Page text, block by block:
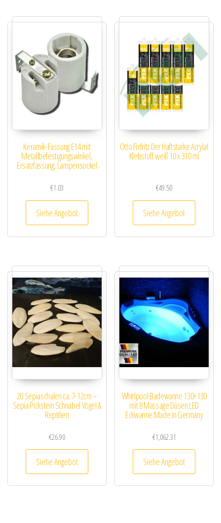
Keramik-Fassung E14 mit
Metallbefestigungswinkel,
Ersatzfassung, Lampensockel
€1.03
Siehe Angebot
Otto Fixfritz Der Haftstarke Acrylat
Klebstoff weiß 10 x 310 ml
€49.50
Siehe Angebot
20 Sepiaschalen ca. 7-12cm –
Sepia Pickstein Schnabel Vögel &
Reptilien
€26.90
Siehe Angebot
Whirlpool Badewanne 130×130
mit 8 Massage Düsen LED
Eckwanne Made in Germany
€1,062.31
Siehe Angebot